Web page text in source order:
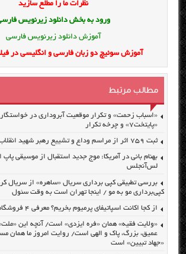
نظرات ما را مطلع سازید
ورود به بخش دانلود زیرنویس
آموزش دانلود زیرنویس فارسی
آموزش سوئیچ دو زبان فارسی و انگلیسی در
مطالب مرتبط
«اسباب زحمت» و تکرار موقعیت آبروداری در
«پایتخت۷» و چرخه تکرار
ثبت ۷۵۹ اثر از مراسم وداع و تشییع رهبر شهید انقلاب
بهنام بانی در آمریکا: موج جدید استقبال از موسیقی پاپ
لس‌آنجلس
بررسی تطبیقی کپی برداری سریال «ساهره» از سریال
کپی‌برداری مو به مو / اینجا تهران است به وقت سئول
از کجا اکانت اسپاتیفای پرمیوم بخریم؟ معرفی ۴ فروشگاه معتبر ایرانی
«ولایت فقیه» همان «فره ایزدی» است/ آنچه این
عمیق، بزرگ، پاک و الهی است/ روایت امروز ما همان
«جهاد تبیین» است